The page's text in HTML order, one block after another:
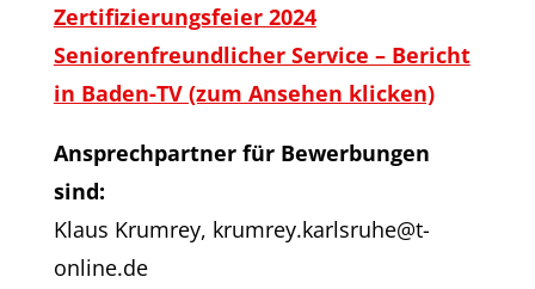
Zertifizierungsfeier 2024
Seniorenfreundlicher Service – Bericht
in Baden-TV (zum Ansehen klicken)
Ansprechpartner für Bewerbungen
sind:
Klaus Krumrey, krumrey.karlsruhe@t-
online.de